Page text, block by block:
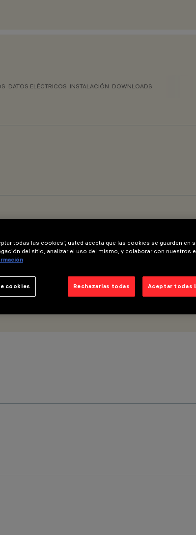
DATOS ELÉCTRICOS INSTALACIÓN DOWNLOADS
todas las cookies”, usted acepta que las cookies se guarden en
del sitio, analizar el uso del mismo, y colaborar con nuestros
Rechazarlas todas Aceptar todas
cookies